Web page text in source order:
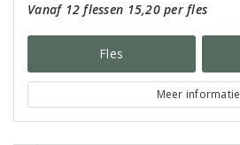
Vanaf 12 flessen 15,20 per fles
Fles
Meer informatie